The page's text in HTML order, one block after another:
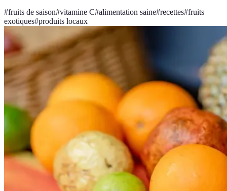
#fruits de saison#vitamine C#alimentation saine#recettes#fruits
exotiques#produits locaux